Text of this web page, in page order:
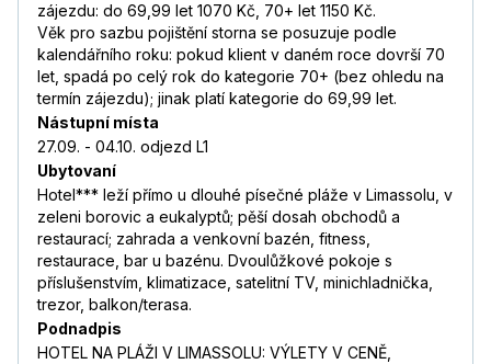
zájezdu: do 69,99 let 1070 Kč, 70+ let 1150 Kč.
Věk pro sazbu pojištění storna se posuzuje podle
kalendářního roku: pokud klient v daném roce dovrší 70
let, spadá po celý rok do kategorie 70+ (bez ohledu na
termín zájezdu); jinak platí kategorie do 69,99 let.
Nástupní místa
27.09. - 04.10. odjezd L1
Ubytovaní
Hotel*** leží přímo u dlouhé písečné pláže v Limassolu, v
zeleni borovic a eukalyptů; pěší dosah obchodů a
restaurací; zahrada a venkovní bazén, fitness,
restaurace, bar u bazénu. Dvoulůžkové pokoje s
příslušenstvím, klimatizace, satelitní TV, minichladnička,
trezor, balkon/terasa.
Podnadpis
HOTEL NA PLÁŽI V LIMASSOLU: VÝLETY V CENĚ,